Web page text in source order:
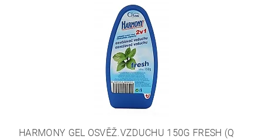
HARMONY GEL OSVĚŽ.VZDUCHU 150G FRESH (Q